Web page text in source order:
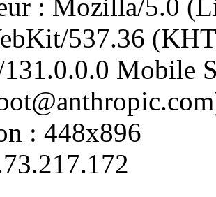
: Mozilla/5.0
537.36
Mobile
: 448x896